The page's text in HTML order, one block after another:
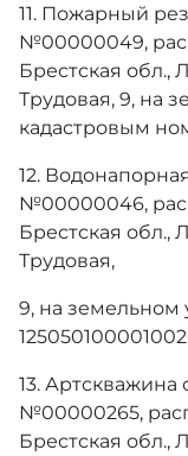
11. Пожарный
№00000049,
Брестская обл.,
Трудовая, 9, на
кадастровым
12.
№00000046,
Брестская обл.,
Трудовая,
9, на земельном
13. Артскважина
№00000265,
Брестская обл.,